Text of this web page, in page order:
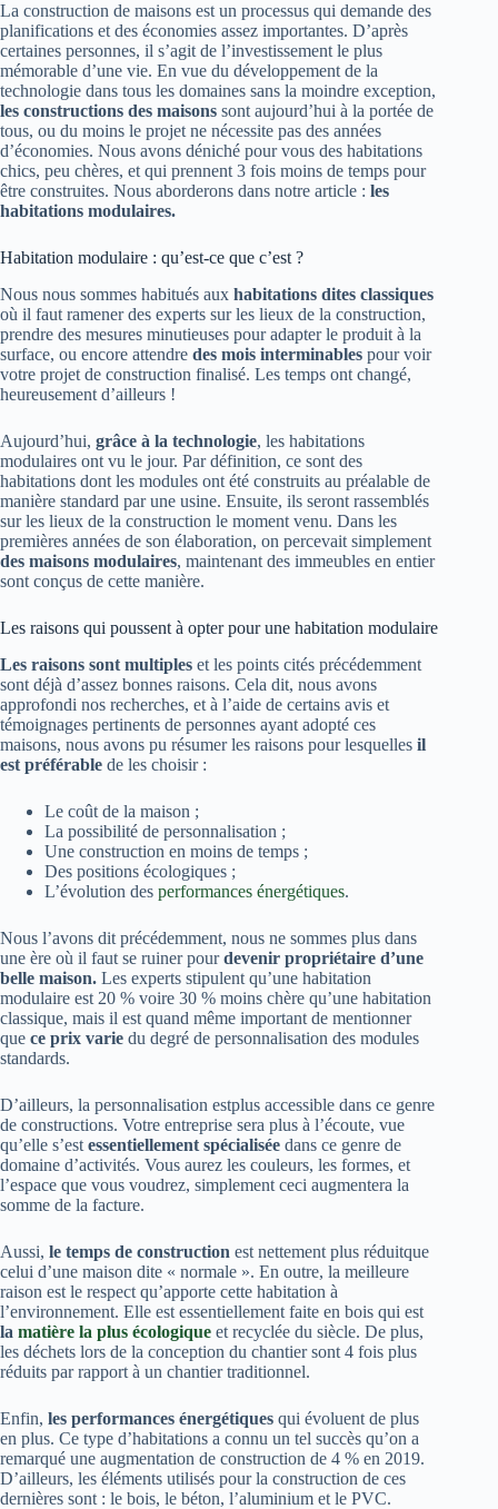
La construction de maisons est un processus qui demande des
planifications et des économies assez importantes. D’après
certaines personnes, il s’agit de l’investissement le plus
mémorable d’une vie. En vue du développement de la
technologie dans tous les domaines sans la moindre exception,
les constructions des maisons sont aujourd’hui à la portée de
tous, ou du moins le projet ne nécessite pas des années
d’économies. Nous avons déniché pour vous des habitations
chics, peu chères, et qui prennent 3 fois moins de temps pour
être construites. Nous aborderons dans notre article : les
habitations modulaires.
Habitation modulaire : qu’est-ce que c’est ?
Nous nous sommes habitués aux habitations dites classiques
où il faut ramener des experts sur les lieux de la construction,
prendre des mesures minutieuses pour adapter le produit à la
surface, ou encore attendre des mois interminables pour voir
votre projet de construction finalisé. Les temps ont changé,
heureusement d’ailleurs !
Aujourd’hui, grâce à la technologie, les habitations
modulaires ont vu le jour. Par définition, ce sont des
habitations dont les modules ont été construits au préalable de
manière standard par une usine. Ensuite, ils seront rassemblés
sur les lieux de la construction le moment venu. Dans les
premières années de son élaboration, on percevait simplement
des maisons modulaires, maintenant des immeubles en entier
sont conçus de cette manière.
Les raisons qui poussent à opter pour une habitation modulaire
Les raisons sont multiples et les points cités précédemment
sont déjà d’assez bonnes raisons. Cela dit, nous avons
approfondi nos recherches, et à l’aide de certains avis et
témoignages pertinents de personnes ayant adopté ces
maisons, nous avons pu résumer les raisons pour lesquelles il
est préférable de les choisir :
Le coût de la maison ;
La possibilité de personnalisation ;
Une construction en moins de temps ;
Des positions écologiques ;
L’évolution des performances énergétiques.
Nous l’avons dit précédemment, nous ne sommes plus dans
une ère où il faut se ruiner pourdevenir propriétaire d’une
belle maison. Les experts stipulent qu’une habitation
modulaire est 20 % voire 30 % moins chère qu’une habitation
classique, mais il est quand même important de mentionner
que ce prix varie du degré de personnalisation des modules
standards.
D’ailleurs, la personnalisation estplus accessible dans ce genre
de constructions. Votre entreprise sera plus à l’écoute, vue
qu’elle s’est essentiellement spécialisée dans ce genre de
domaine d’activités. Vous aurez les couleurs, les formes, et
l’espace que vous voudrez, simplement ceci augmentera la
somme de la facture.
Aussi, le temps de construction est nettement plus réduitque
celui d’une maison dite « normale ». En outre, la meilleure
raison est le respect qu’apporte cette habitation à
l’environnement. Elle est essentiellement faite en bois qui est
la matière la plus écologique et recyclée du siècle. De plus,
les déchets lors de la conception du chantier sont 4 fois plus
réduits par rapport à un chantier traditionnel.
Enfin, les performances énergétiques qui évoluent de plus
en plus. Ce type d’habitations a connu un tel succès qu’on a
remarqué une augmentation de construction de 4 % en 2019.
D’ailleurs, les éléments utilisés pour la construction de ces
dernières sont : le bois, le béton, l’aluminium et le PVC.